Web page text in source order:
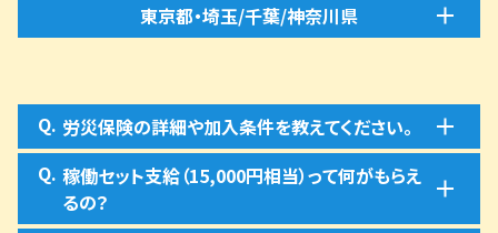
東京都・埼玉/千葉/神奈川県
Q. 労災保険の詳細や加入条件を教えてください。
Q. 稼働セット支給（15,000円相当）って何がもらえ
るの？